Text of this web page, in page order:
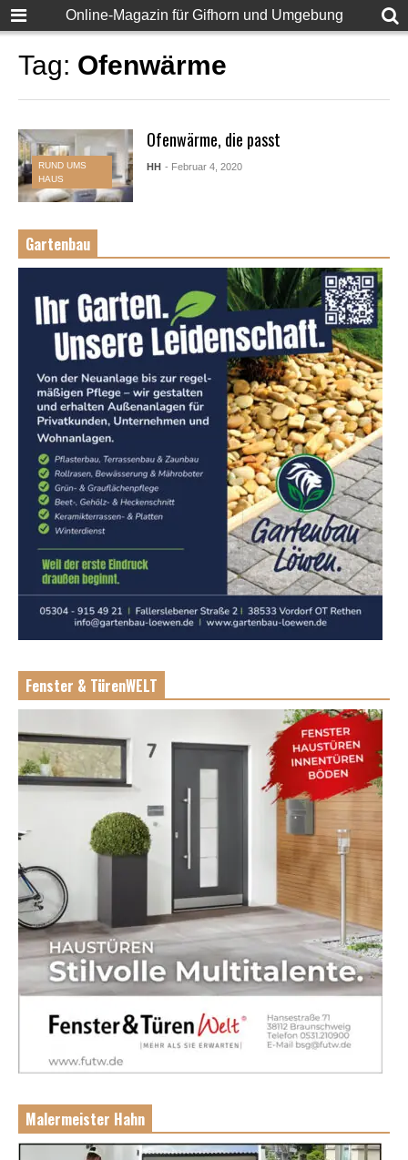
Online-Magazin für Gifhorn und Umgebung
Tag: Ofenwärme
RUND UMS
HAUS
Ofenwärme, die passt
HH - Februar 4, 2020
Gartenbau
Fenster & TürenWELT
Malermeister Hahn